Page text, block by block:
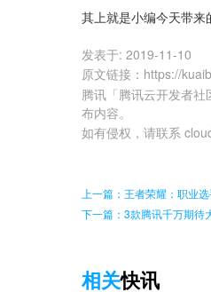
其上就是小编今天带来
发表于: 2019-11-10
原文链接 ： https://
腾讯「腾讯云开发者
布内容。
如有侵权，请联系
上一篇：王者荣耀：职业
下一篇：3款腾讯千万期待
相关快讯